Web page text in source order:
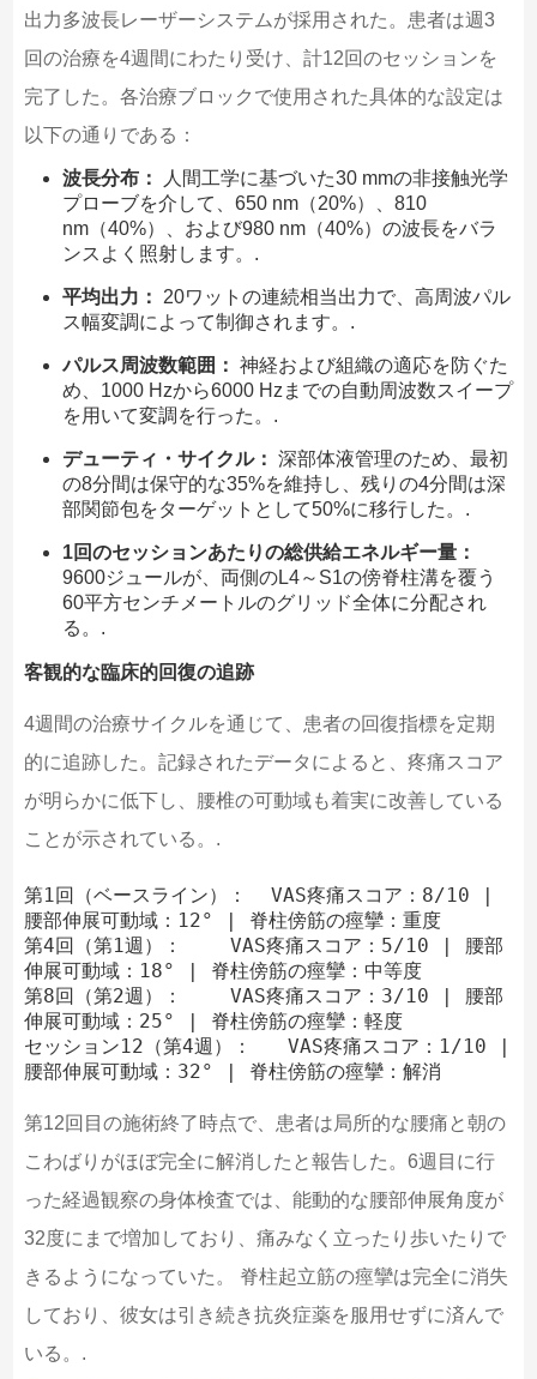
出力多波長レーザーシステムが採用された。患者は週3
回の治療を4週間にわたり受け、計12回のセッションを
完了した。各治療ブロックで使用された具体的な設定は
以下の通りである：
波長分布：
人間工学に基づいた30 mmの非接触光学
プローブを介して、650 nm（20%）、810
nm（40%）、および980 nm（40%）の波長をバラ
ンスよく照射します。.
平均出力：
20ワットの連続相当出力で、高周波パル
ス幅変調によって制御されます。.
パルス周波数範囲： 神経および組織の適応を防ぐた
め、1000 Hzから6000 Hzまでの自動周波数スイープ
を用いて変調を行った。.
デューティ・サイクル： 深部体液管理のため、最初
の8分間は保守的な35%を維持し、残りの4分間は深
部関節包をターゲットとして50%に移行した。.
1回のセッションあたりの総供給エネルギー量：
9600ジュールが、両側のL4～S1の傍脊柱溝を覆う
60平方センチメートルのグリッド全体に分配され
る。.
客観的な臨床的回復の追跡
4週間の治療サイクルを通じて、患者の回復指標を定期
的に追跡した。記録されたデータによると、疼痛スコア
が明らかに低下し、腰椎の可動域も着実に改善している
ことが示されている。.
第1回（ベースライン）：  VAS疼痛スコア：8/10 |
腰部伸展可動域：12° | 脊柱傍筋の痙攣：重度
第4回（第1週）：    VAS疼痛スコア：5/10 | 腰部
伸展可動域：18° | 脊柱傍筋の痙攣：中等度
第8回（第2週）：    VAS疼痛スコア：3/10 | 腰部
伸展可動域：25° | 脊柱傍筋の痙攣：軽度
セッション12（第4週）：   VAS疼痛スコア：1/10 |
第12回目の施術終了時点で、患者は局所的な腰痛と朝の
こわばりがほぼ完全に解消したと報告した。6週目に行
った経過観察の身体検査では、能動的な腰部伸展角度が
32度にまで増加しており、痛みなく立ったり歩いたりで
きるようになっていた。 脊柱起立筋の痙攣は完全に消失
しており、彼女は引き続き抗炎症薬を服用せずに済んで
いる。.